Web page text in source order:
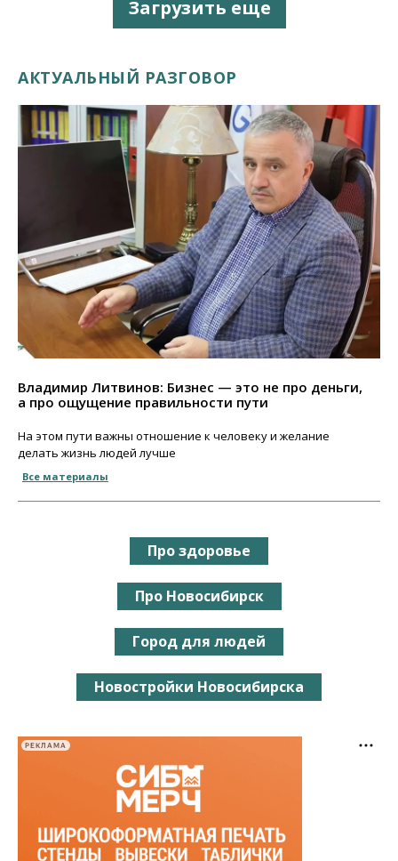
Загрузить еще
АКТУАЛЬНЫЙ РАЗГОВОР
Владимир Литвинов: Бизнес — это не про деньги,
а про ощущение правильности пути
На этом пути важны отношение к человеку и желание
делать жизнь людей лучше
Все материалы
Про здоровье
Про Новосибирск
Город для людей
Новостройки Новосибирска
РЕКЛАМА